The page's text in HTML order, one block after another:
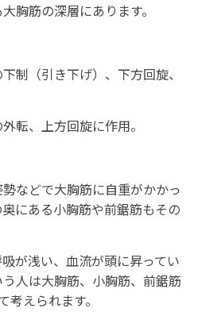
胸筋の深層にあります。
制（引き下げ）、下方回旋、
転、上方回旋に作用。
などで大胸筋に自重がかかっ
にある小胸筋や前鋸筋もその
が浅い、血流が頭に昇ってい
人は大胸筋、小胸筋、前鋸筋
えられます。